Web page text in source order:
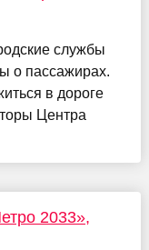
службы
о пассажирах.
в дороге
Центра
2033»,